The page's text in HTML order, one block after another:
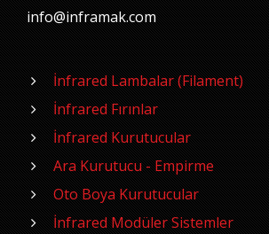
info@inframak.com
İnfrared Lambalar (Filament)
İnfrared Fırınlar
İnfrared Kurutucular
Ara Kurutucu - Empirme
Oto Boya Kurutucular
İnfrared Modüler Sistemler